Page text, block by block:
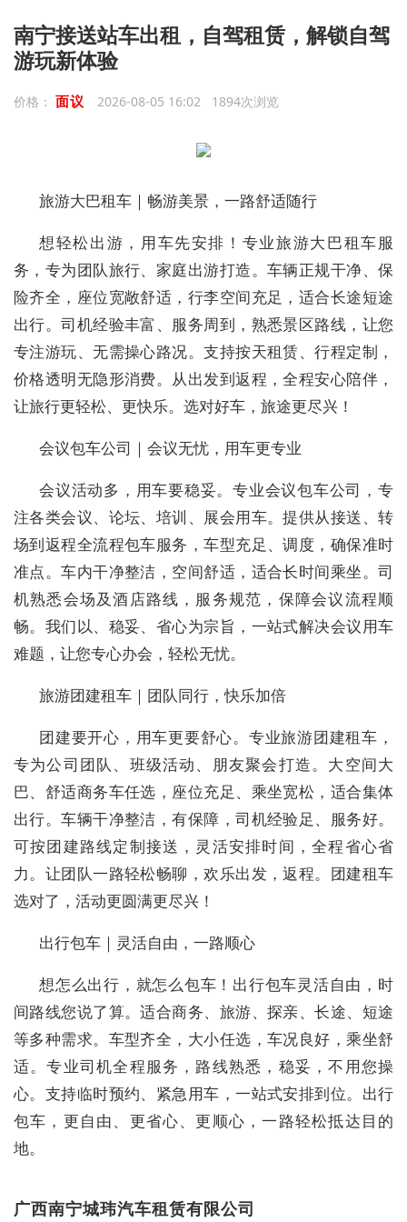
南宁接送站车出租，自驾租赁，解锁自驾
游玩新体验
价格： 面议 2026-08-05 16:02 1894次浏览
旅游大巴租车｜畅游美景，一路舒适随行
想轻松出游，用车先安排！专业旅游大巴租车服
务，专为团队旅行、家庭出游打造。车辆正规干净、保
险齐全，座位宽敞舒适，行李空间充足，适合长途短途
出行。司机经验丰富、服务周到，熟悉景区路线，让您
专注游玩、无需操心路况。支持按天租赁、行程定制，
价格透明无隐形消费。从出发到返程，全程安心陪伴，
让旅行更轻松、更快乐。选对好车，旅途更尽兴！
会议包车公司｜会议无忧，用车更专业
会议活动多，用车要稳妥。专业会议包车公司，专
注各类会议、论坛、培训、展会用车。提供从接送、转
场到返程全流程包车服务，车型充足、调度，确保准时
准点。车内干净整洁，空间舒适，适合长时间乘坐。司
机熟悉会场及酒店路线，服务规范，保障会议流程顺
畅。我们以、稳妥、省心为宗旨，一站式解决会议用车
难题，让您专心办会，轻松无忧。
旅游团建租车｜团队同行，快乐加倍
团建要开心，用车更要舒心。专业旅游团建租车，
专为公司团队、班级活动、朋友聚会打造。大空间大
巴、舒适商务车任选，座位充足、乘坐宽松，适合集体
出行。车辆干净整洁，有保障，司机经验足、服务好。
可按团建路线定制接送，灵活安排时间，全程省心省
力。让团队一路轻松畅聊，欢乐出发，返程。团建租车
选对了，活动更圆满更尽兴！
出行包车｜灵活自由，一路顺心
想怎么出行，就怎么包车！出行包车灵活自由，时
间路线您说了算。适合商务、旅游、探亲、长途、短途
等多种需求。车型齐全，大小任选，车况良好，乘坐舒
适。专业司机全程服务，路线熟悉，稳妥，不用您操
心。支持临时预约、紧急用车，一站式安排到位。出行
包车，更自由、更省心、更顺心，一路轻松抵达目的
地。
广西南宁城玮汽车租赁有限公司